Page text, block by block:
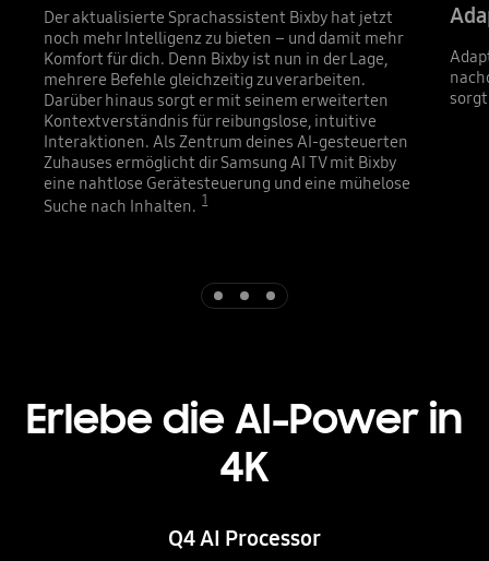
Der aktualisierte Sprachassistent Bixby hat jetzt
noch mehr Intelligenz zu bieten – und damit mehr
Komfort für dich. Denn Bixby ist nun in der Lage,
mehrere Befehle gleichzeitig zu verarbeiten.
Darüber hinaus sorgt er mit seinem erweiterten
Kontextverständnis für reibungslose, intuitive
Interaktionen. Als Zentrum deines AI-gesteuerten
Zuhauses ermöglicht dir Samsung AI TV mit Bixby
eine nahtlose Gerätesteuerung und eine mühelose
Suche nach Inhalten. 1
sorgt
Erlebe die AI-Power in
4K
Q4 AI Processor